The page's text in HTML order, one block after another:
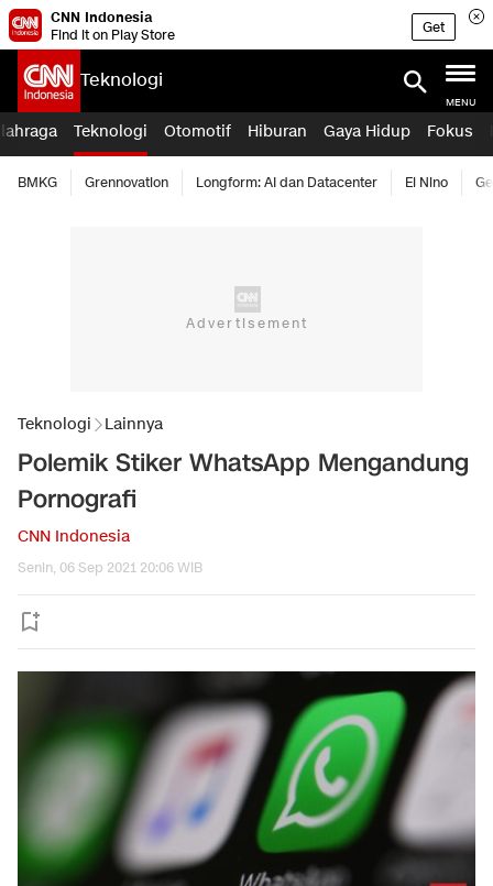
CNN Indonesia
Find it on Play Store
Get
Teknologi
MENU
Teknologi Otomotif Hiburan Gaya Hidup Fokus
BMKG Grennovation Longform: AI dan Datacenter El Nino
Teknologi Lainnya
Polemik Stiker WhatsApp Mengandung
Pornografi
CNN Indonesia
Senin, 06 Sep 2021 20:06 WIB